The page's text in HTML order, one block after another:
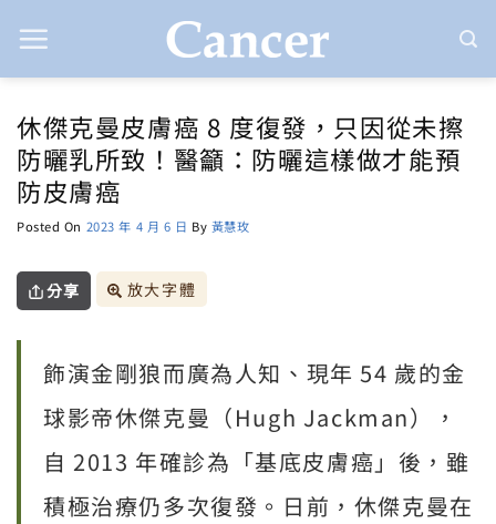
to
休傑克曼皮膚癌 8 度復發，只因從未擦
防曬乳所致！醫籲：防曬這樣做才能預
防皮膚癌
Posted On 2023 年 4 月 6 日 By 黃慧玫
分享 放大字體
飾演金剛狼而廣為人知、現年 54 歲的金
球影帝休傑克曼（Hugh Jackman），
自 2013 年確診為「基底皮膚癌」後，雖
積極治療仍多次復發。日前，休傑克曼在